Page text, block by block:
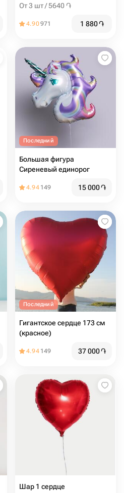
От 3 шт / 5640 ֏
4.90971 1 880֏
Последний
Большая фигура
Сиреневый единорог
4.94 149 15 000֏
Последний
Гигантское сердце 173 см
(красное)
4.94 149 37 000֏
Шар 1 сердце